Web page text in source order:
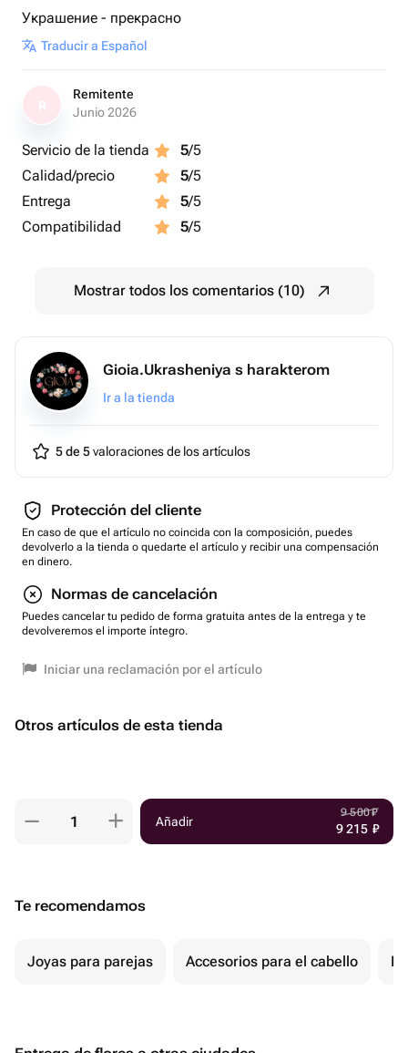
Украшение - прекрасно
Traducir a Español
Remitente
Junio 2026
Servicio de la tienda 5/5
Calidad/precio
5/5
Entrega
5/5
Compatibilidad
5/5
Mostrar todos los comentarios (10)
Gioia.Ukrasheniya s harakterom
Ir a la tienda
5 de 5valoraciones de los artículos
Protección del cliente
En caso de que el artículo no coincida con la composición, puedes
devolverlo a la tienda o quedarte el artículo y recibir una compensación
en dinero.
Normas de cancelación
Puedes cancelar tu pedido de forma gratuita antes de la entrega y te
devolveremos el importe íntegro.
Iniciar una reclamación por el artículo
Otros artículos de esta tienda
Añadir
9 500₽
9 215 ₽
Te recomendamos
Joyas para parejas Accesorios para el cabello